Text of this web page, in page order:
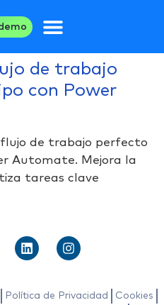
de trabajo
con Power
flujo de trabajo perfecto
Automate. Mejora la
tareas clave
Política de Privacidad
Cookies